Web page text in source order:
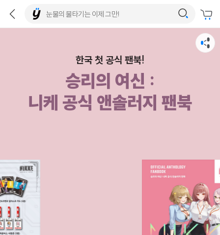
한국 첫 공식 팬북!
승리의 여신 :
니케 공식 앤솔러지 팬북